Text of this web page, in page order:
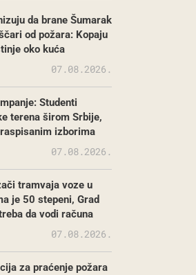
da brane Šumarak
od požara: Kopaju
oko kuća
07.08.2026.
Studenti
terena širom Srbije,
izborima
07.08.2026.
tramvaja voze u
je 50 stepeni, Grad
da vodi računa
07.08.2026.
za praćenje požara